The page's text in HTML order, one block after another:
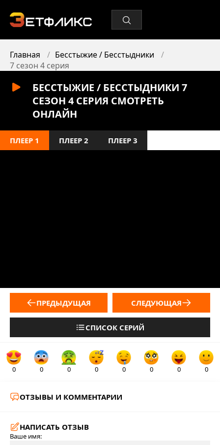
Главная
Бесстыжие / Бесстыдники
7 сезон 4 серия
БЕССТЫЖИЕ / БЕССТЫДНИКИ 7
СЕЗОН 4 СЕРИЯ СМОТРЕТЬ
ОНЛАЙН
ПЛЕЕР 1 ПЛЕЕР 2 ПЛЕЕР 3
ПРЕДЫДУЩАЯ
СПИСОК СЕРИЙ
СЛЕДУЮЩАЯ
0 0 0 0 0 0 0 0
ОТЗЫВЫ И КОММЕНТАРИИ
НАПИСАТЬ ОТЗЫВ
Ваше имя: